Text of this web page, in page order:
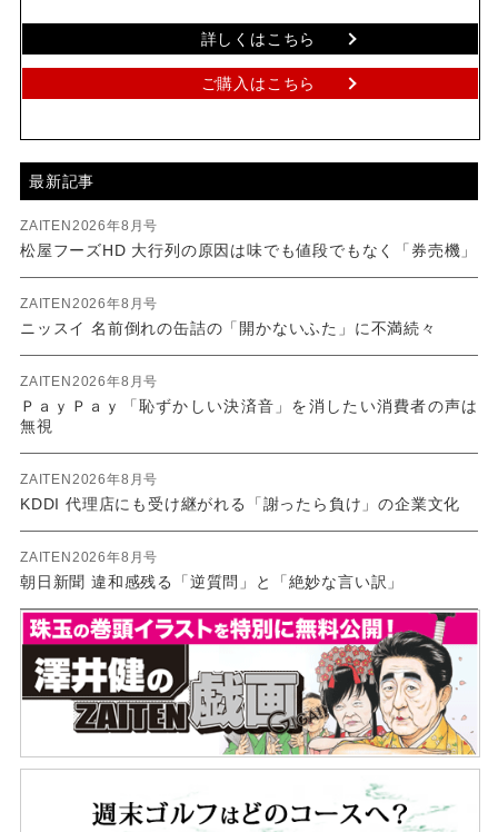
詳しくはこちら
ご購入はこちら
最新記事
ZAITEN2026年8月号
松屋フーズHD 大行列の原因は味でも値段でもなく「券売機」
ZAITEN2026年8月号
ニッスイ 名前倒れの缶詰の「開かないふた」に不満続々
ZAITEN2026年8月号
ＰａｙＰａｙ「恥ずかしい決済音」を消したい消費者の声は
無視
ZAITEN2026年8月号
KDDI 代理店にも受け継がれる「謝ったら負け」の企業文化
ZAITEN2026年8月号
朝日新聞 違和感残る「逆質問」と「絶妙な言い訳」